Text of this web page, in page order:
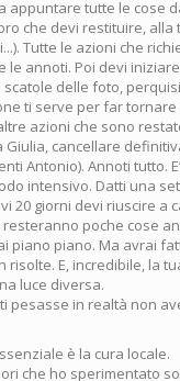
appuntare tutte le cose
che devi restituire,
Tutte le azioni che
le annoti. Poi devi
delle foto,
ti serve per far
azioni che sono
cancellare
Antonio). Annoti tutto.
intensivo. Datti una
20 giorni devi riuscire a
poche cose
piano piano. Ma avrai
risolte. E, incredibile, la
luce diversa.
pesasse in realtà non
è la cura locale.
che ho sperimentato